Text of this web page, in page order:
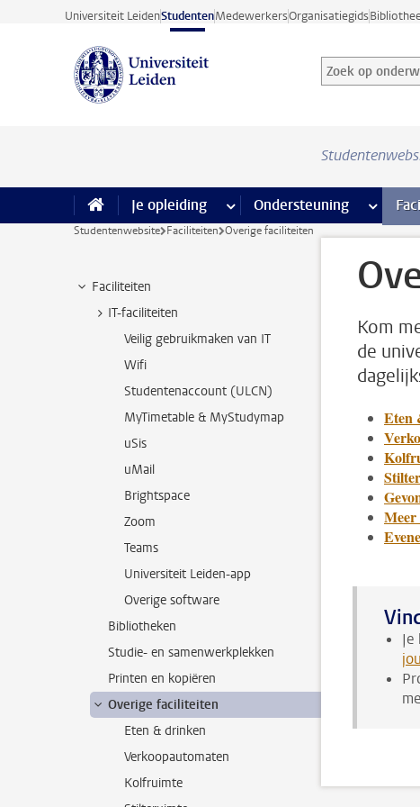
Ga direct naar de inhoud
Universiteit LeidenStudentenMedewerkersOrganisatiegids
Zoek op
Zoekterm
Je opleiding meer Je opleiding pagina’s
Ondersteuning meer
Studentenwebsite Faciliteiten Overige faciliteiten
Faciliteiten
IT-faciliteiten
Veilig gebruikmaken van IT
Wifi
Studentenaccount (ULCN)
MyTimetable & MyStudymap
uSis
uMail
Brightspace
Zoom
Teams
Universiteit Leiden-app
Overige software
Bibliotheken
Studie- en samenwerkplekken
Printen en kopiëren
Overige faciliteiten
Eten & drinken
Verkoopautomaten
Kolfruimte
Kom
de
Eten